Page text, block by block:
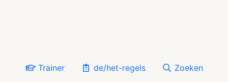
Trainer de/het-regels
Zoeken